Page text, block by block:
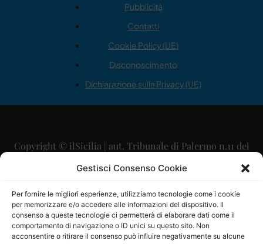
Gestisci Consenso Cookie
Per fornire le migliori esperienze, utilizziamo tecnologie come i cookie
per memorizzare e/o accedere alle informazioni del dispositivo. Il
consenso a queste tecnologie ci permetterà di elaborare dati come il
comportamento di navigazione o ID unici su questo sito. Non
acconsentire o ritirare il consenso può influire negativamente su alcune
Pubblicità
Contatti
Cookie Policy (UE)
Disconoscimento
Dichiarazione sulla Privacy (UE)
Copyright © ilSicilia | aut. Tribunale di Palermo n.11 del
29/09/2015
Direttore Editoriale: Maurizio Scaglione
Direttore Responsabile: Maria Calabrese